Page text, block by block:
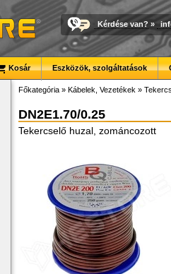
Kérdése van? »
Kosár Eszközök, szolgáltatások
Főkategória » Kábelek, Vezetékek »
DN2E1.70/0.25
Tekercselő huzal, zománcozott